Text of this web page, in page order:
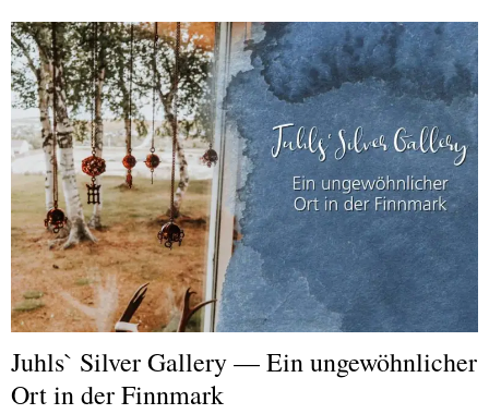
Juhls` Silver Gallery — Ein ungewöhnlicher
Ort in der Finnmark